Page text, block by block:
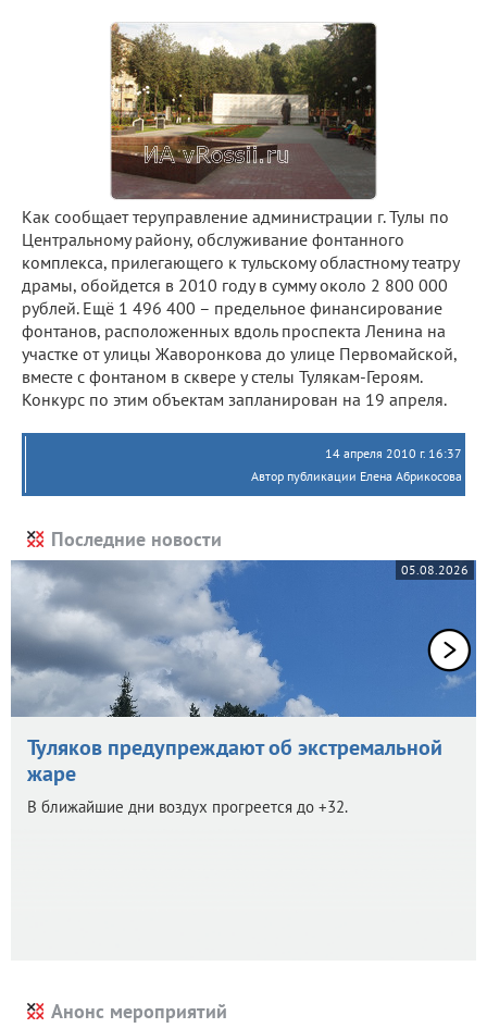
Как сообщает теруправление администрации г. Тулы по
Центральному району, обслуживание фонтанного
комплекса, прилегающего к тульскому областному театру
драмы, обойдется в 2010 году в сумму около 2 800 000
рублей. Ещё 1 496 400 – предельное финансирование
фонтанов, расположенных вдоль проспекта Ленина на
участке от улицы Жаворонкова до улице Первомайской,
вместе с фонтаном в сквере у стелы Тулякам-Героям.
Конкурс по этим объектам запланирован на 19 апреля.
14 апреля 2010 г. 16:37
Автор публикации Елена Абрикосова
Последние новости
05.08.2026
Туляков предупреждают об экстремальной
жаре
В ближайшие дни воздух прогреется до +32.
Анонс мероприятий